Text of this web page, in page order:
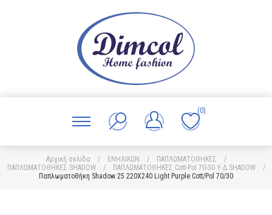
(0)
Αρχική σελίδα / ΕΝΗΛΙΚΩΝ / ΠΑΠΛΩΜΑΤΟΘΗΚΕΣ
/
ΠΑΠΛΩΜΑΤΟΘΗΚΕΣ SHADOW
/ ΠΑΠΛΩΜΑΤΟΘΗΚΕΣ Cott-Pol 70-30 Υ-Δ SHADOW
/
Παπλωματοθήκη Shadow 25 220X240 Light Purple Cott/Pol 70/30